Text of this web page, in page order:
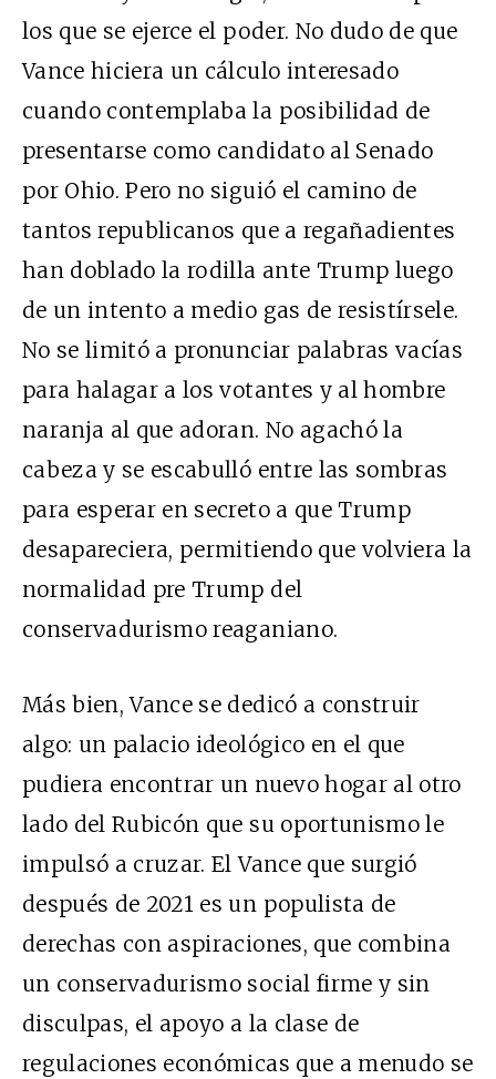
los que se ejerce el poder. No dudo de que
Vance hiciera un cálculo interesado
cuando contemplaba la posibilidad de
presentarse como candidato al Senado
por Ohio. Pero no siguió el camino de
tantos republicanos que a regañadientes
han doblado la rodilla ante Trump luego
de un intento a medio gas de resistírsele.
No se limitó a pronunciar palabras vacías
para halagar a los votantes y al hombre
naranja al que adoran. No agachó la
cabeza y se escabulló entre las sombras
para esperar en secreto a que Trump
desapareciera, permitiendo que volviera la
normalidad pre Trump del
conservadurismo reaganiano.
Más bien, Vance se dedicó a construir
algo: un palacio ideológico en el que
pudiera encontrar un nuevo hogar al otro
lado del Rubicón que su oportunismo le
impulsó a cruzar. El Vance que surgió
después de 2021 es un populista de
derechas con aspiraciones, que combina
un conservadurismo social firme y sin
disculpas, el apoyo a la clase de
regulaciones económicas que a menudo se